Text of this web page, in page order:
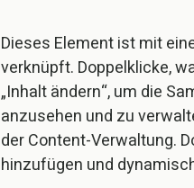
Dieses Element ist mit
verknüpft. Doppelklicke,
„Inhalt ändern“, um die
anzusehen und zu
der Content-Verwaltung.
hinzufügen und